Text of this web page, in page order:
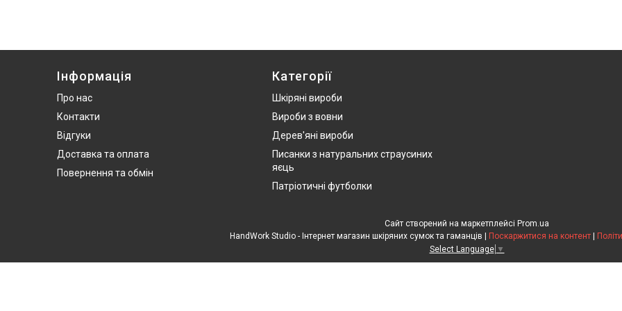
Інформація
Про нас
Контакти
Відгуки
Доставка та оплата
Повернення та обмін
Категорії
Шкіряні вироби
Вироби з вовни
Дерев'яні вироби
Писанки з натуральних страусиних
яєць
Патріотичні футболки
Сайт створений на маркетплейсі Prom.ua
Поскаржитися на контент
Select Language ▼